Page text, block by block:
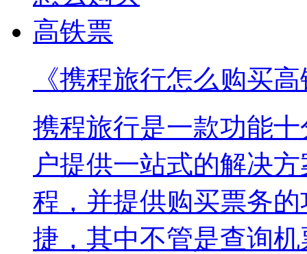
《携程旅行怎么购买
携程旅行是一款功能
户提供一站式的解决
程，并提供购买票务
捷，其中不管是查询